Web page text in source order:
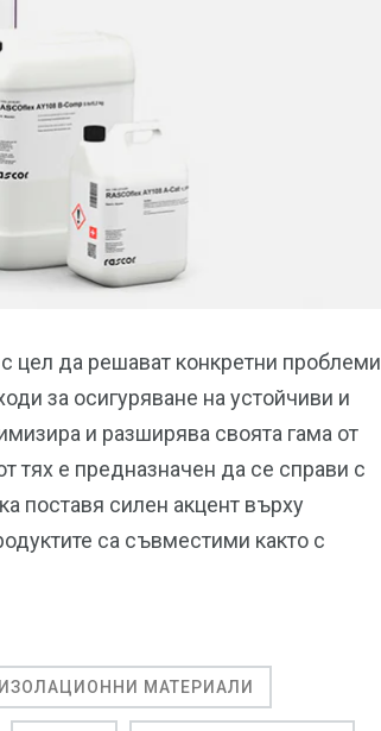
цел да решават конкретни проблеми
за осигуряване на устойчиви и
и разширява своята гама от
тях е предназначен да се справи с
поставя силен акцент върху
са съвместими както с
МАТЕРИАЛИ